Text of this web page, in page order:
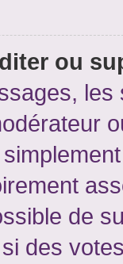
ou
de
des